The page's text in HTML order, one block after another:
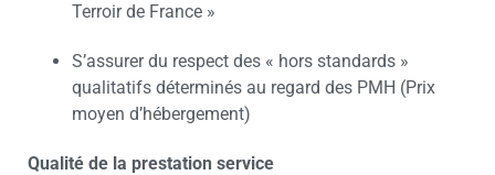
Terroir de France »
S’assurer du respect des « hors standards »
qualitatifs déterminés au regard des PMH (Prix
moyen d’hébergement)
Qualité de la prestation service